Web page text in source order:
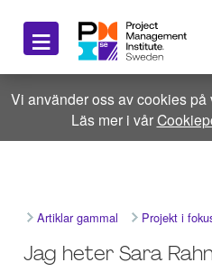
≡
Vi använder oss av cookies på
Läs mer i vår
Artiklar gammal Projekt i
Jag heter Sara